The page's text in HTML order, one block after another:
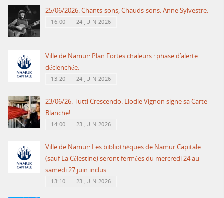
25/06/2026: Chants-sons, Chauds-sons: Anne Sylvestre.
16:00 24 JUIN 2026
Ville de Namur: Plan Fortes chaleurs : phase d’alerte
déclenchée.
13:20 24 JUIN 2026
23/06/26: Tutti Crescendo: Elodie Vignon signe sa Carte
Blanche!
14:00 23 JUIN 2026
Ville de Namur: Les bibliothèques de Namur Capitale
(sauf La Célestine) seront fermées du mercredi 24 au
samedi 27 juin inclus.
13:10 23 JUIN 2026